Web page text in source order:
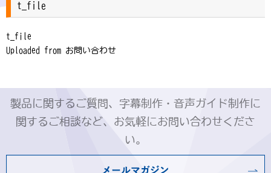
t_file
t_file
Uploaded from お問い合わせ
製品に関するご質問、字幕制作・音声ガイド制作に
関するご相談など、お気軽にお問い合わせくださ
い。